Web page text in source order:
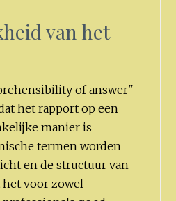
van het
of answer"
het rapport op een
manier is
termen worden
en de structuur van
voor zowel